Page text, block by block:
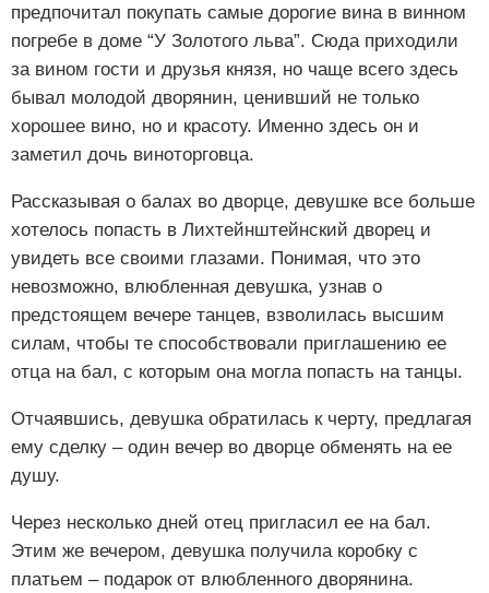
предпочитал покупать самые дорогие вина в винном
погребе в доме “У Золотого льва”. Сюда приходили
за вином гости и друзья князя, но чаще всего здесь
бывал молодой дворянин, ценивший не только
хорошее вино, но и красоту. Именно здесь он и
заметил дочь виноторговца.
Рассказывая о балах во дворце, девушке все больше
хотелось попасть в Лихтейнштейнский дворец и
увидеть все своими глазами. Понимая, что это
невозможно, влюбленная девушка, узнав о
предстоящем вечере танцев, взволилась высшим
силам, чтобы те способствовали приглашению ее
отца на бал, с которым она могла попасть на танцы.
Отчаявшись, девушка обратилась к черту, предлагая
ему сделку – один вечер во дворце обменять на ее
душу.
Через несколько дней отец пригласил ее на бал.
Этим же вечером, девушка получила коробку с
платьем – подарок от влюбленного дворянина.